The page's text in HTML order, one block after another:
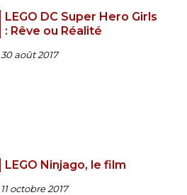
LEGO DC Super Hero Girls
: Rêve ou Réalité
30 août 2017
LEGO Ninjago, le film
11 octobre 2017